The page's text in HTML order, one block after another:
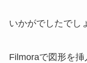
いかがでしたでし
Filmoraで図形を挿